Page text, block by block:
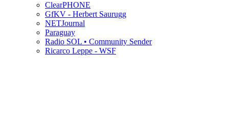
ClearPHONE
GfKV - Herbert Saurugg
NETJournal
Paraguay
Radio SOL • Community Sender
Ricarco Leppe - WSF